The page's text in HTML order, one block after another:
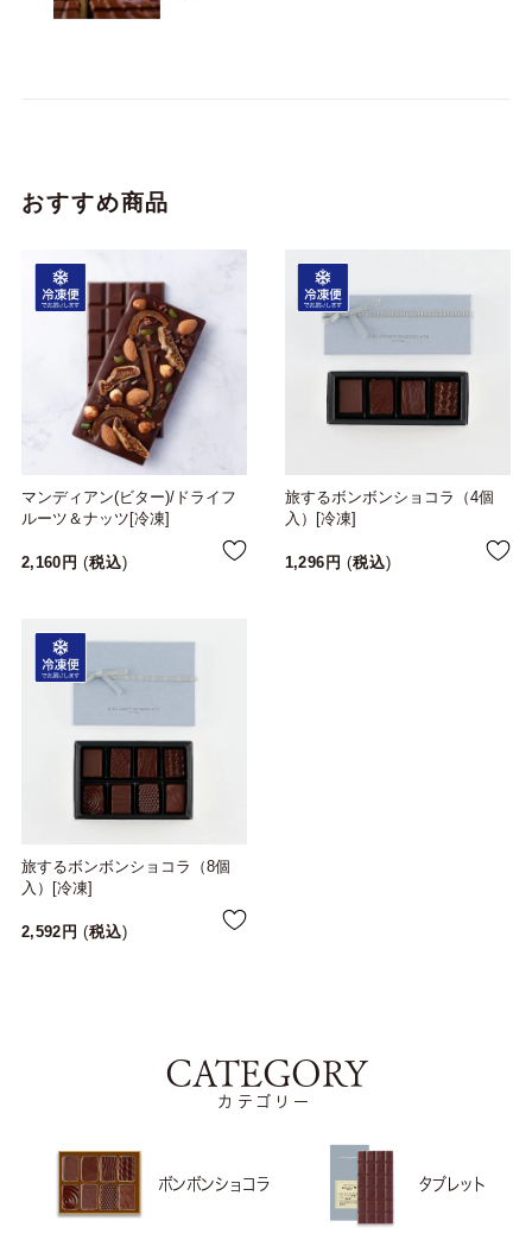
おすすめ商品
マンディアン(ビター)/ドライフ
ルーツ＆ナッツ[冷凍]
2,160 税込
旅するボンボンショコラ（4個
入）[冷凍]
1,296 税込
旅するボンボンショコラ（8個
入）[冷凍]
2,592 税込
CATEGORY
カテゴリー
ボンボンショコラ タブレット